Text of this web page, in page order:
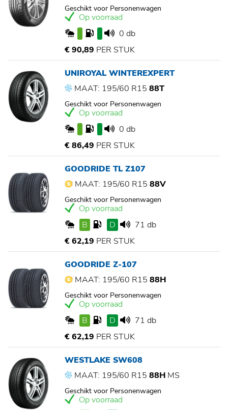
Geschikt voor Personenwagen
Op voorraad
0 db
€ 90,89 PER STUK
UNIROYAL WINTEREXPERT
MAAT: 195/60 R15 88T
Geschikt voor Personenwagen
Op voorraad
0 db
€ 86,49 PER STUK
GOODRIDE TL Z107
MAAT: 195/60 R15 88V
Geschikt voor Personenwagen
Op voorraad
B
D
71 db
€ 62,19 PER STUK
GOODRIDE Z-107
MAAT: 195/60 R15 88H
Geschikt voor Personenwagen
Op voorraad
B
D
71 db
€ 62,19 PER STUK
WESTLAKE SW608
MAAT: 195/60 R15 88H MS
Geschikt voor Personenwagen
Op voorraad